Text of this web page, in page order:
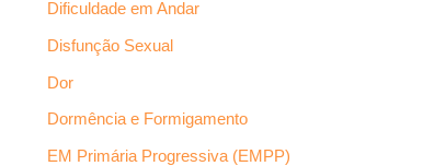
Dificuldade em Andar
Disfunção Sexual
Dor
Dormência e Formigamento
EM Primária Progressiva (EMPP)